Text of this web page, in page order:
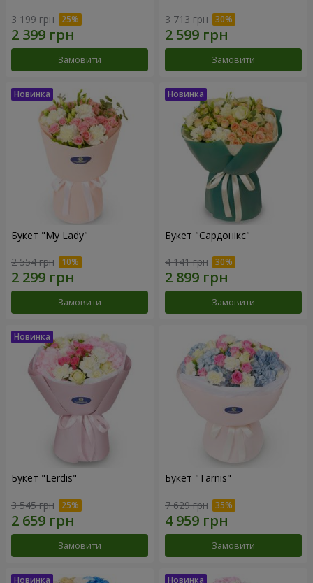
3 199 грн
Замовити
3 713 грн
Замовити
Букет "My Lady"
2 554 грн
Замовити
Букет "Сардонікс"
4 141 грн
Замовити
Букет "Lerdis"
3 545 грн
Замовити
Букет "Tarnis"
7 629 грн
Замовити